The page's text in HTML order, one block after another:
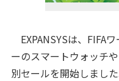
EXPANSYSは、FIFA
ーのスマートウォッチ
別セールを開始しました